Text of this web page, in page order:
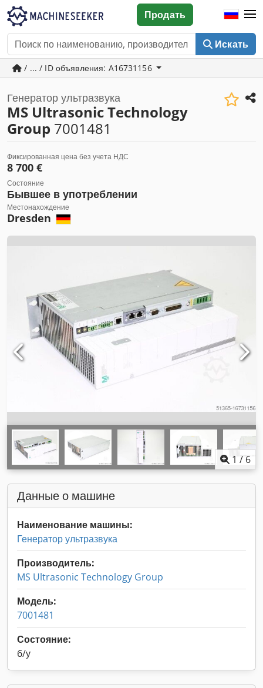
Искать
Продать
/ ... / ID объявления: A16731156
Генератор ультразвука
MS Ultrasonic Technology
Group 7001481
Фиксированная цена без учета НДС
8 700 €
Состояние
Бывшее в употреблении
Местонахождение
Dresden
1 / 6
Данные о машине
Наименование машины:
Генератор ультразвука
Производитель:
MS Ultrasonic Technology Group
Модель:
7001481
Состояние:
б/у